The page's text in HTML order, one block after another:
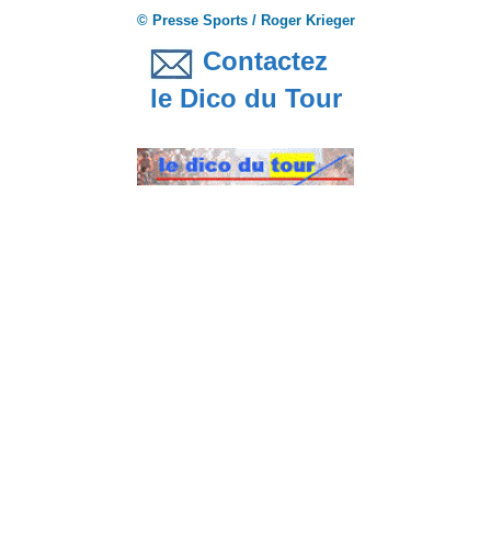
© Presse Sports / Roger Krieger
Contactez
le Dico du Tour